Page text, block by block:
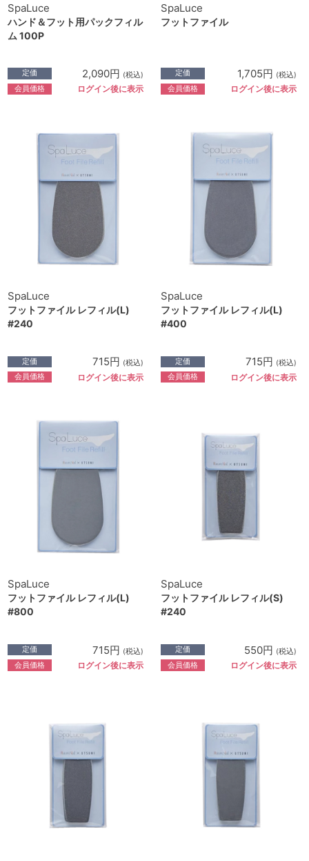
SpaLuce
ハンド＆フット用パックフィル
ム 100P
定価 2,090円 (税込)
会員価格 ログイン後に表示
SpaLuce
フットファイル
定価 1,705円 (税込)
会員価格 ログイン後に表示
SpaLuce
フットファイル レフィル(L)
#240
定価 715円 (税込)
会員価格 ログイン後に表示
SpaLuce
フットファイル レフィル(L)
#400
定価 715円 (税込)
会員価格 ログイン後に表示
SpaLuce
フットファイル レフィル(L)
#800
定価 715円 (税込)
会員価格 ログイン後に表示
SpaLuce
フットファイル レフィル(S)
#240
定価 550円 (税込)
会員価格 ログイン後に表示